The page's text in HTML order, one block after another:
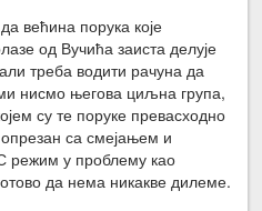
већина порука које
од Вучића заиста делује
треба водити рачуна да
нисмо његова циљна група,
су те поруке превасходно
са смејањем и
режим у проблему као
да нема никакве дилеме.